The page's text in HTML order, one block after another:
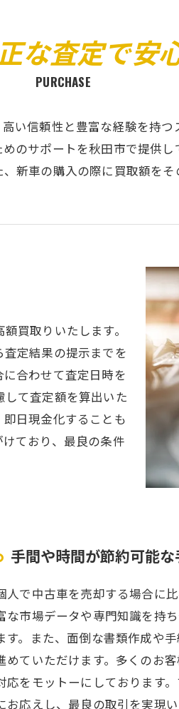
な査定で安
PURCHASE
い信頼性と豊富な経験を持
のサポートを秋田市で提供
新車の購入の際に買取額をそ
買取りいたします。
定結果の提示までを
合わせて査定日時を
て査定額を算出いた
日現金化することも
ており、最良の条件
手間や時間が節約可能
人で中古車を売却する場合に
な市場データや専門知識を持
す。また、面倒な書類作成や
めていただけます。多くのお
応をモットーにしております
お応えし、最良の取引を実現